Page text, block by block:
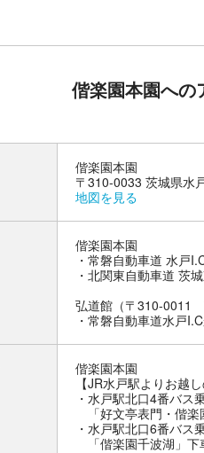
偕楽園本園への
偕楽園本園
〒310-0033 茨城県水
地図を見る
偕楽園本園
・常磐自動車道 水戸
・北関東自動車道 茨
弘道館（〒310-0011
偕楽園本園
【JR水戸駅よりお越し
・水戸駅北口4番バス
「好文亭表門・偕楽
・水戸駅北口6番バス
「偕楽園千波湖」下